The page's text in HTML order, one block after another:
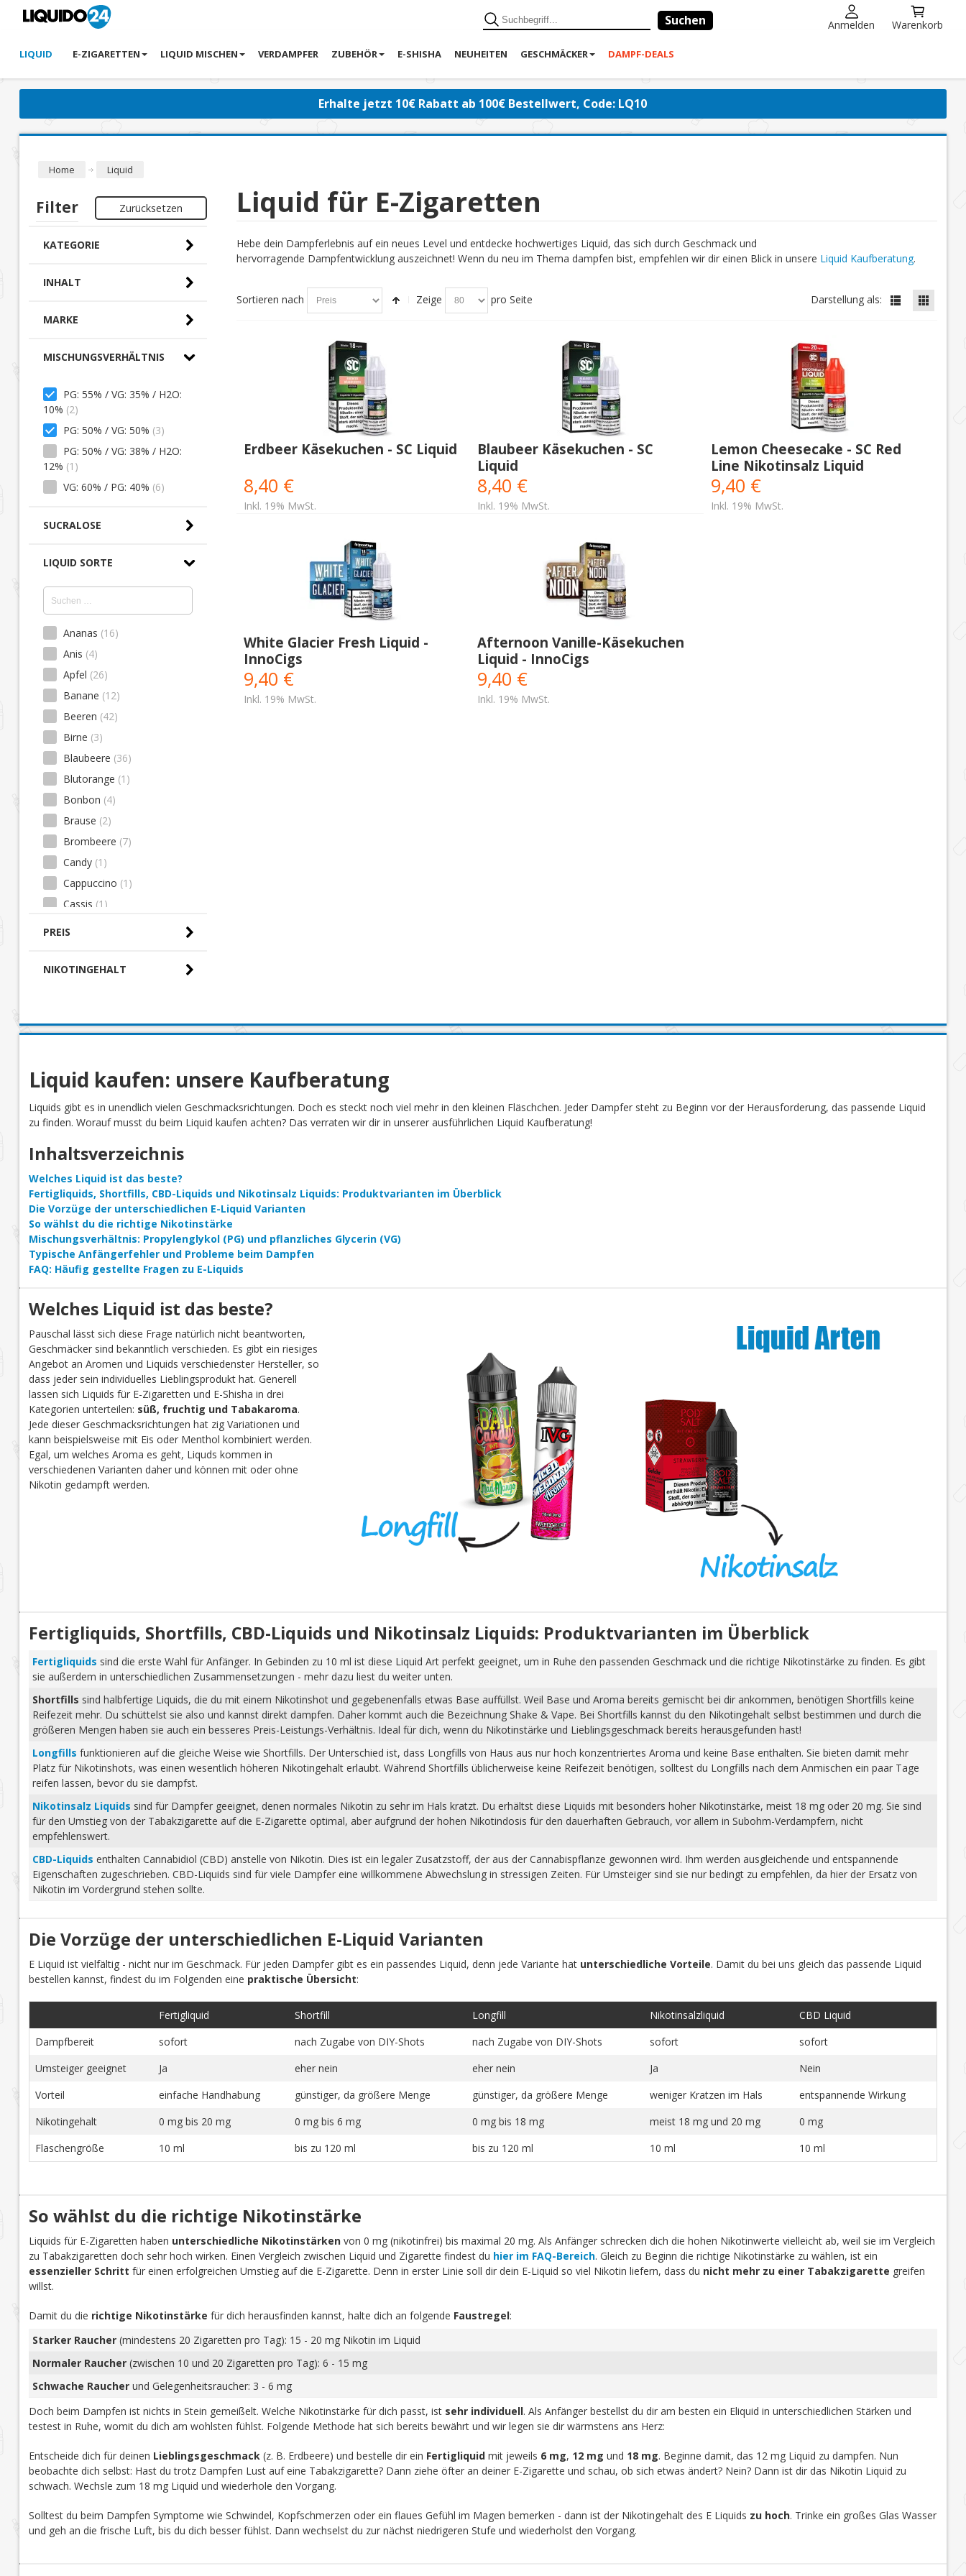
Suchen Anmelden Warenkorb
LIQUID E-ZIGARETTEN LIQUID MISCHEN VERDAMPFER ZUBEHÖR E-SHISHA NEUHEITEN GESCHMÄCKER DAMPF-DEALS
Erhalte jetzt 10€ Rabatt ab 100€ Bestellwert, Code: LQ10
Home Liquid
Liquid für E-Zigaretten
Hebe dein Dampferlebnis auf ein neues Level und entdecke hochwertiges Liquid, das sich durch Geschmack und
hervorragende Dampfentwicklung auszeichnet! Wenn du neu im Thema dampfen bist, empfehlen wir dir einen Blick in unsere Liquid Kaufberatung.
Sortieren nach Zeige pro Seite Darstellung als:
Erdbeer Käsekuchen - SC Liquid
8,40 €
Inkl. 19% MwSt.
Blaubeer Käsekuchen - SC
Liquid
8,40 €
Inkl. 19% MwSt.
Lemon Cheesecake - SC Red
Line Nikotinsalz Liquid
9,40 €
Inkl. 19% MwSt.
White Glacier Fresh Liquid -
InnoCigs
9,40 €
Inkl. 19% MwSt.
Afternoon Vanille-Käsekuchen
Liquid - InnoCigs
9,40 €
Inkl. 19% MwSt.
Filter Zurücksetzen
KATEGORIE
INHALT
MARKE
MISCHUNGSVERHÄLTNIS
PG: 55% / VG: 35% / H2O:
10% (2)
PG: 50% / VG: 50% (3)
PG: 50% / VG: 38% / H2O:
12% (1)
VG: 60% / PG: 40% (6)
SUCRALOSE
LIQUID SORTE
Ananas (16)
Anis (4)
Apfel (26)
Banane (12)
Beeren (42)
Birne (3)
Blaubeere (36)
Blutorange (1)
Bonbon (4)
Brause (2)
Brombeere (7)
Candy (1)
Cappuccino (1)
Cassis (1)
Cookies(2)
Creme(1)
Drachenfrucht (4)
Eisbonbon(1)
Eiscreme (4)
Energy Drink(6)
Erdbeere (42)
Erdnuss(1)
Erdnussbutter(1)
Eukalyptus(1)
Exotische Frucht(15)
Fruchtmix
Gebäck
(3)
(2)
Grapefruit(4)
Grüner Apfel (4)
Grüner Tee(1)
Guave(8)
Gummibärchen(2)
Gurke(1)
Himbeere(33)
Holz(1)
Käsekuchen(4)
Kaugummi (5)
Kirsche(25)
Kiwi(13)
Kokosnuss(7)
Koolada(39)
Kuchen(6)
Limette(10)
Limonade
(13)
Lychee(6)
Mandarine
Mandel(2)
Mango
(24)
Marshmallow(2)
Melone(13)
Menthol(17)
Milchshake(1)
Minze(13)
Mojito(2)
Nuss
Passionsfrucht
Popcorn(1)
Pudding(1)
Sahne(4)
Schwarze Johannisbeere(2)
Tabak(33)
Tee(3)
Traube(12)
Vanille(12)
Waffel
Waldfrüchte(1)
Wassermelone (29)
Zimt(1)
Zitrone
(28)
Zitrus(8)
PREIS
0,00 € - 10,00 €
NIKOTINGEHALT
Liquid kaufen: unsere Kaufberatung
Liquids gibt es in unendlich vielen Geschmacksrichtungen. Doch es steckt noch viel mehr in den kleinen Fläschchen. Jeder Dampfer steht zu Beginn vor der Herausforderung, das passende Liquid
zu finden. Worauf musst du beim Liquid kaufen achten? Das verraten wir dir in unserer ausführlichen Liquid Kaufberatung!
Inhaltsverzeichnis
Welches Liquid ist das beste?
Fertigliquids, Shortfills, CBD-Liquids und Nikotinsalz Liquids: Produktvarianten im Überblick
Die Vorzüge der unterschiedlichen E-Liquid Varianten
So wählst du die richtige Nikotinstärke
Mischungsverhältnis: Propylenglykol (PG) und pflanzliches Glycerin (VG)
Typische Anfängerfehler und Probleme beim Dampfen
FAQ: Häufig gestellte Fragen zu E-Liquids
Welches Liquid ist das beste?
Pauschal lässt sich diese Frage natürlich nicht beantworten,
Geschmäcker sind bekanntlich verschieden. Es gibt ein riesiges
Angebot an Aromen und Liquids verschiedenster Hersteller, so
dass jeder sein individuelles Lieblingsprodukt hat. Generell
lassen sich Liquids für E-Zigaretten und E-Shisha in drei
Kategorien unterteilen: süß, fruchtig und Tabakaroma.
Jede dieser Geschmacksrichtungen hat zig Variationen und
kann beispielsweise mit Eis oder Menthol kombiniert werden.
Egal, um welches Aroma es geht, Liquds kommen in
verschiedenen Varianten daher und können mit oder ohne
Nikotin gedampft werden.
Fertigliquids, Shortfills, CBD-Liquids und Nikotinsalz Liquids: Produktvarianten im Überblick
Fertigliquids sind die erste Wahl für Anfänger. In Gebinden zu 10 ml ist diese Liquid Art perfekt geeignet, um in Ruhe den passenden Geschmack und die richtige Nikotinstärke zu finden. Es gibt
sie außerdem in unterschiedlichen Zusammensetzungen - mehr dazu liest du weiter unten.
Shortfills sind halbfertige Liquids, die du mit einem Nikotinshot und gegebenenfalls etwas Base auffüllst. Weil Base und Aroma bereits gemischt bei dir ankommen, benötigen Shortfills keine
Reifezeit mehr. Du schüttelst sie also und kannst direkt dampfen. Daher kommt auch die Bezeichnung Shake & Vape. Bei Shortfills kannst du den Nikotingehalt selbst bestimmen und durch die
größeren Mengen haben sie auch ein besseres Preis-Leistungs-Verhältnis. Ideal für dich, wenn du Nikotinstärke und Lieblingsgeschmack bereits herausgefunden hast!
Longfills funktionieren auf die gleiche Weise wie Shortfills. Der Unterschied ist, dass Longfills von Haus aus nur hoch konzentriertes Aroma und keine Base enthalten. Sie bieten damit mehr
Platz für Nikotinshots, was einen wesentlich höheren Nikotingehalt erlaubt. Während Shortfills üblicherweise keine Reifezeit benötigen, solltest du Longfills nach dem Anmischen ein paar Tage
reifen lassen, bevor du sie dampfst.
Nikotinsalz Liquids sind für Dampfer geeignet, denen normales Nikotin zu sehr im Hals kratzt. Du erhältst diese Liquids mit besonders hoher Nikotinstärke, meist 18 mg oder 20 mg. Sie sind
für den Umstieg von der Tabakzigarette auf die E-Zigarette optimal, aber aufgrund der hohen Nikotindosis für den dauerhaften Gebrauch, vor allem in Subohm-Verdampfern, nicht
empfehlenswert.
CBD-Liquids enthalten Cannabidiol (CBD) anstelle von Nikotin. Dies ist ein legaler Zusatzstoff, der aus der Cannabispflanze gewonnen wird. Ihm werden ausgleichende und entspannende
Eigenschaften zugeschrieben. CBD-Liquids sind für viele Dampfer eine willkommene Abwechslung in stressigen Zeiten. Für Umsteiger sind sie nur bedingt zu empfehlen, da hier der Ersatz von
Nikotin im Vordergrund stehen sollte.
Die Vorzüge der unterschiedlichen E-Liquid Varianten
E Liquid ist vielfältig - nicht nur im Geschmack. Für jeden Dampfer gibt es ein passendes Liquid, denn jede Variante hat unterschiedliche Vorteile. Damit du bei uns gleich das passende Liquid
bestellen kannst, findest du im Folgenden eine praktische Übersicht:
Fertigliquid Shortfill Longfill Nikotinsalzliquid
CBD Liquid
Dampfbereit
sofort nach Zugabe von DIY-Shots nach Zugabe von DIY-Shots sofort
sofort
Umsteiger geeignet
Ja eher nein eher nein Ja
Nein
Vorteil
einfache Handhabung günstiger, da größere Menge günstiger, da größere Menge weniger Kratzen im Hals
entspannende Wirkung
Nikotingehalt
0 mg bis 20 mg 0 mg bis 6 mg 0 mg bis 18 mg meist 18 mg und 20 mg
0 mg
Flaschengröße
10 ml bis zu 120 ml bis zu 120 ml 10 ml 10 ml
So wählst du die richtige Nikotinstärke
Liquids für E-Zigaretten haben unterschiedliche Nikotinstärkenvon 0 mg (nikotinfrei) bis maximal 20 mg. Als Anfänger schrecken dich die hohen Nikotinwerte vielleicht ab, weil sie im Vergleich
zu Tabakzigaretten doch sehr hoch wirken. Einen Vergleich zwischen Liquid und Zigarette findest du hier im FAQ-Bereich. Gleich zu Beginn die richtige Nikotinstärke zu wählen, ist ein
essenzieller Schritt für einen erfolgreichen Umstieg auf die E-Zigarette. Denn in erster Linie soll dir dein E-Liquid so viel Nikotin liefern, dass du nicht mehr zu einer Tabakzigarette greifen
willst.
Damit du die richtige Nikotinstärke für dich herausfinden kannst, halte dich an folgende Faustregel:
Starker Raucher(mindestens 20 Zigaretten pro Tag): 15 - 20 mg Nikotin im Liquid
Normaler Raucher(zwischen 10 und 20 Zigaretten pro Tag): 6 - 15 mg
Schwache Raucherund Gelegenheitsraucher: 3 - 6 mg
Doch beim Dampfen ist nichts in Stein gemeißelt. Welche Nikotinstärke für dich passt, ist sehr individuell. Als Anfänger bestellst du dir am besten ein Eliquid in unterschiedlichen Stärken und
testest in Ruhe, womit du dich am wohlsten fühlst. Folgende Methode hat sich bereits bewährt und wir legen sie dir wärmstens ans Herz:
Entscheide dich für deinen Lieblingsgeschmack(z. B. Erdbeere) und bestelle dir ein Fertigliquidmit jeweils 6 mg, 12 mg und 18 mg. Beginne damit, das 12 mg Liquid zu dampfen. Nun
beobachte dich selbst: Hast du trotz Dampfen Lust auf eine Tabakzigarette? Dann ziehe öfter an deiner E-Zigarette und schau, ob sich etwas ändert? Nein? Dann ist dir das Nikotin Liquid zu
schwach. Wechsle zum 18 mg Liquid und wiederhole den Vorgang.
Solltest du beim Dampfen Symptome wie Schwindel, Kopfschmerzen oder ein flaues Gefühl im Magen bemerken - dann ist der Nikotingehalt des E Liquids zu hoch. Trinke ein großes Glas Wasser
und geh an die frische Luft, bis du dich besser fühlst. Dann wechselst du zur nächst niedrigeren Stufe und wiederholst den Vorgang.